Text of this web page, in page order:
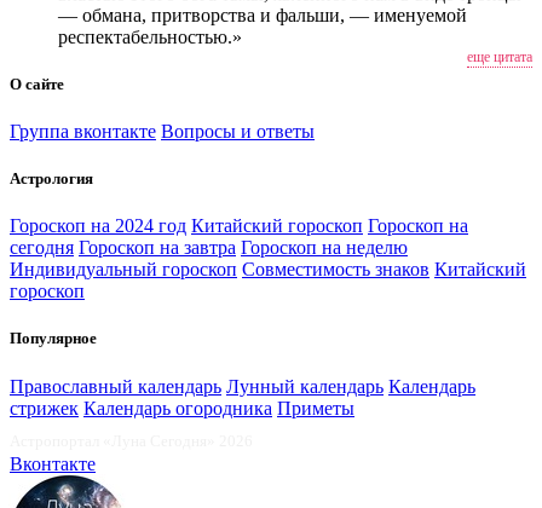
— обмана, притворства и фальши, — именуемой
респектабельностью.»
еще цитата
О сайте
Группа вконтакте Вопросы и ответы
Астрология
Гороскоп на 2024 год Китайский гороскоп Гороскоп на
сегодня Гороскоп на завтра Гороскоп на неделю
Индивидуальный гороскоп Совместимость знаков Китайский
гороскоп
Популярное
Православный календарь Лунный календарь Календарь
стрижек Календарь огородника Приметы
Вконтакте